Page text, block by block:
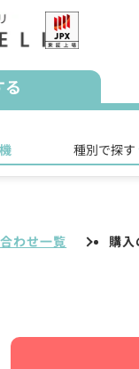
る
種別で探す
わせ一覧 購